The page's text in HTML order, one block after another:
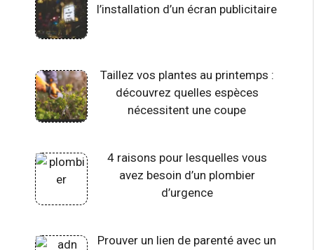
l’installation d’un écran publicitaire
Taillez vos plantes au printemps :
découvrez quelles espèces
nécessitent une coupe
4 raisons pour lesquelles vous
avez besoin d’un plombier
d’urgence
Prouver un lien de parenté avec un